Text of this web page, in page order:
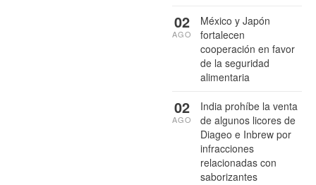
México y Japón
fortalecen
cooperación en favor
de la seguridad
alimentaria
02
AGO
India prohíbe la venta
de algunos licores de
Diageo e Inbrew por
infracciones
relacionadas con
saborizantes
02
AGO